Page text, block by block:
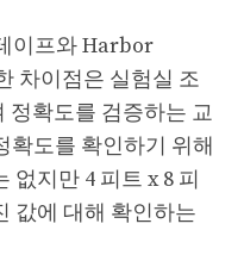
이프와 Harbor
차이점은 실험실 조
정확도를 검증하는 교
확도를 확인하기 위해
없지만 4 피트 x 8 피
값에 대해 확인하는